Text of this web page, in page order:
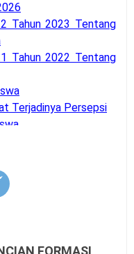
Tahun 2023 Tentang
Tahun 2022 Tentang
Terjadinya Persepsi
Akademik
2026/2027
BK
SSO BKN
FORMASI